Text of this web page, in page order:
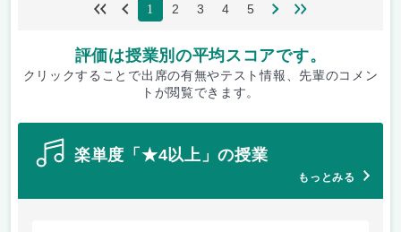
1 2 3 4 5
評価は授業別の平均スコアです。
クリックすることで出席の有無やテスト情報、先輩のコメン
トが閲覧できます。
楽単度「★4以上」の授業
もっとみる